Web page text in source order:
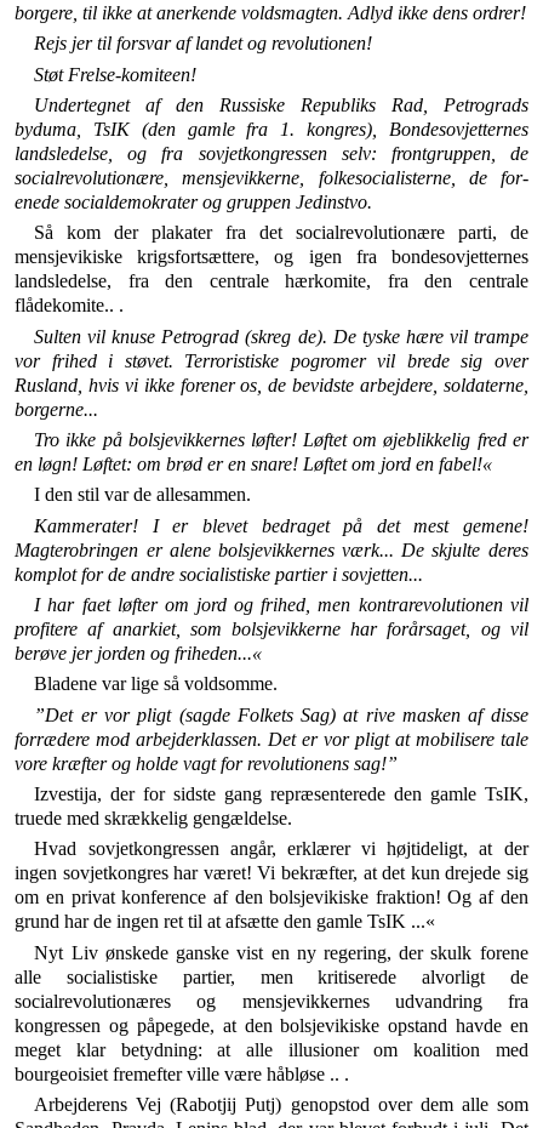
borgere, til ikke at anerkende volds­magten. Adlyd ikke dens ordrer!
Rejs jer til forsvar af landet og revolutionen!
Støt Frelse-komiteen!
Undertegnet af den Russiske Republiks Rad, Petrograds
byduma, TsIK (den gamle fra 1. kongres), Bondesovjetternes
landsledelse, og fra sovjetkongressen selv: frontgruppen, de
socialrevolutionære, mensjevikkerne, folkesocialisterne, de for­
enede socialdemokrater og gruppen Jedinstvo.
Så kom der plakater fra det socialrevolutionære parti, de
mensjevikiske krigsfortsættere, og igen fra bonde­sovjetternes
landsledelse, fra den centrale hærkomite, fra den centrale
flådekomite.. .
Sulten vil knuse Petrograd (skreg de). De tyske hære vil trampe
vor frihed i støvet. Terroristiske pogromer vil brede sig over
Rusland, hvis vi ikke forener os, de bevidste arbej­dere, soldaterne,
borgerne...
Tro ikke på bolsjevikkernes løfter! Løftet om øjeblikkelig fred er
en løgn! Løftet: om brød er en snare! Løftet om jord en fabel!«
I den stil var de allesammen.
Kammerater! I er blevet bedraget på det mest gemene!
Magterobringen er alene bolsjevikkernes værk... De skjulte deres
komplot for de andre socialistiske partier i sovjetten...
I har faet løfter om jord og frihed, men kontrarevolutionen vil
profitere af anarkiet, som bolsjevikkerne har forårsaget, og vil
berøve jer jorden og friheden...«
Bladene var lige så voldsomme.
”Det er vor pligt (sagde Folkets Sag) at rive masken af disse
forrædere mod arbejderklassen. Det er vor pligt at mobilisere tale
vore kræfter og holde vagt for revolutionens sag!”
Izvestija, der for sidste gang repræsenterede den gamle TsIK,
truede med skrækkelig gengældelse.
Hvad sovjetkongressen angår, erklærer vi højtideligt, at der
ingen sovjetkongres har været! Vi bekræfter, at det kun drejede sig
om en privat konference af den bolsjevikiske frak­tion! Og af den
grund har de ingen ret til at afsætte den gamle TsIK ...«
Nyt Liv ønskede ganske vist en ny regering, der skulk forene
alle socialistiske partier, men kritiserede alvor­ligt de
socialrevolutionæres og mensjevikkernes udvan­dring fra
kongressen og påpegede, at den bolsjevikiske opstand havde en
meget klar betydning: at alle illusio­ner om koalition med
bourgeoisiet fremefter ville være håbløse .. .
Arbejderens Vej (Rabotjij Putj) genopstod over dem alle som